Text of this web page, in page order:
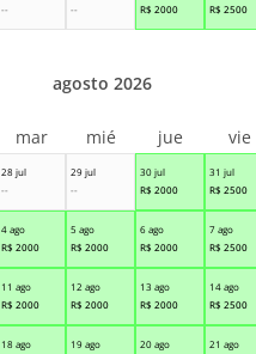
--
--
R$ 2000
R$ 2500
28 jul
--
29 jul
--
30 jul
R$ 2000
31 jul
R$ 2500
4 ago
R$ 2000
5 ago
R$ 2000
6 ago
R$ 2000
7 ago
R$ 2500
11 ago
R$ 2000
12 ago
R$ 2000
13 ago
R$ 2000
14 ago
R$ 2500
18 ago
19 ago
20 ago
21 ago
agosto 2026
mar mié jue vie